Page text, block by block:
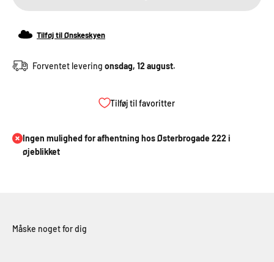
Tilføj til Ønskeskyen
Forventet levering onsdag, 12 august.
Tilføj til favoritter
Ingen mulighed for afhentning hos Østerbrogade 222 i
øjeblikket